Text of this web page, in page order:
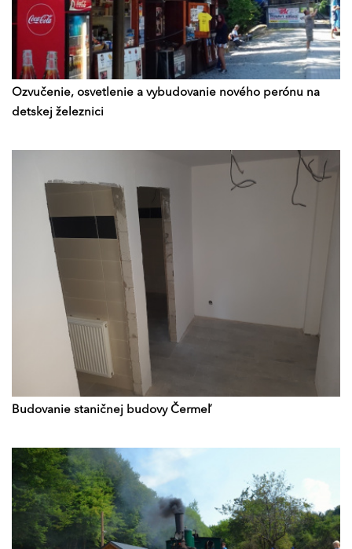
Ozvučenie, osvetlenie a vybudovanie nového perónu na
detskej železnici
Budovanie staničnej budovy Čermeľ